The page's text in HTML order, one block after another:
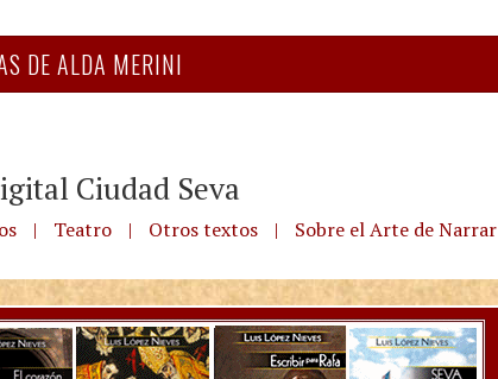
DE ALDA MERINI
Ciudad Seva
| Teatro | Otros textos | Sobre el Arte de Narrar